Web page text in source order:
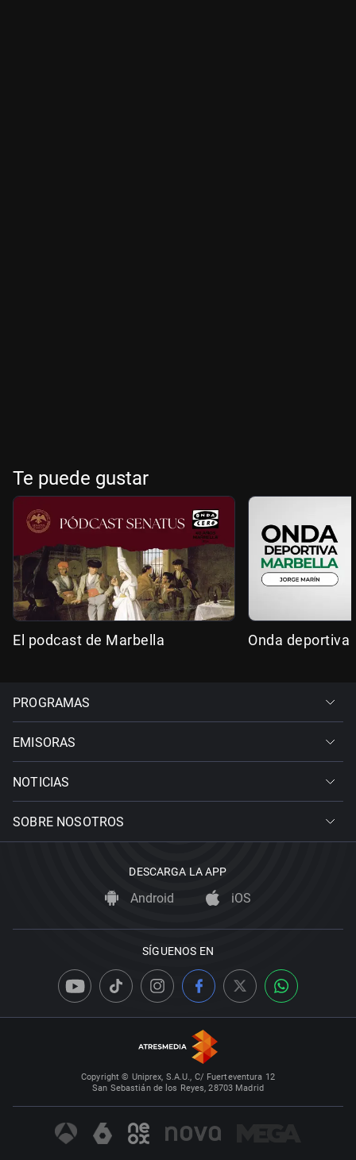
Te puede gustar
El podcast de Marbella Onda deportiva
PROGRAMAS
EMISORAS
NOTICIAS
SOBRE NOSOTROS
DESCARGA LA APP
Android iOS
SÍGUENOS EN
Copyright © Uniprex, S.A.U., C/ Fuerteventura 12
San Sebastián de los Reyes, 28703 Madrid